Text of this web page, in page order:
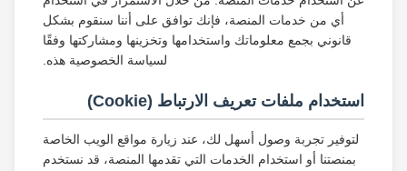
أي من خدمات المنصة، فإنك توافق على أننا سنقوم بشكل
قانوني بجمع معلوماتك واستخدامها وتخزينها ومشاركتها وفقًا
لسياسة الخصوصية هذه.
استخدام ملفات تعريف الارتباط (Cookie)
لتوفير تجربة وصول أسهل لك، عند زيارة مواقع الويب الخاصة
بمنصتنا أو استخدام الخدمات التي تقدمها المنصة، قد نستخدم